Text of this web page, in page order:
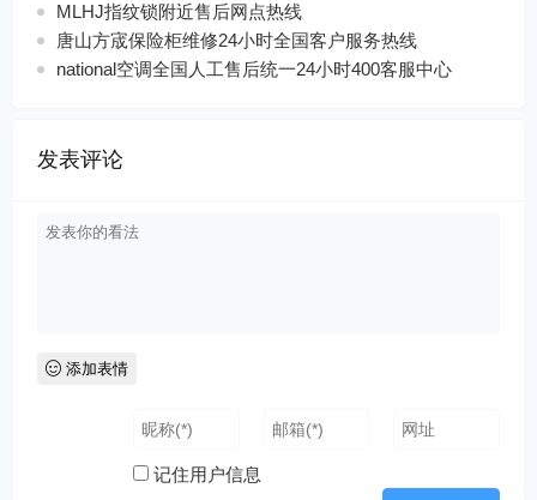
MLHJ指纹锁附近售后网点热线
唐山方宬保险柜维修24小时全国客户服务热线
national空调全国人工售后统一24小时400客服中心
发表评论
添加表情
记住用户信息